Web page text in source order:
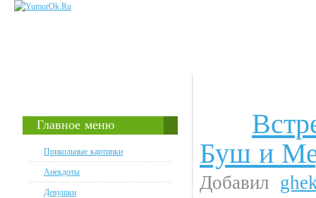
Главное меню
Прикольные картинки
Анекдоты
Девушки
Буш и
Добавил